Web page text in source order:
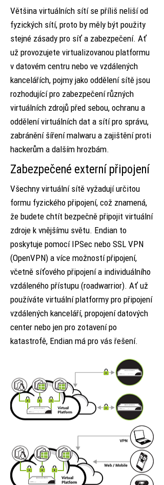
Většina virtuálních sítí se příliš neliší od
fyzických sítí, proto by měly být použity
stejné zásady pro síť a zabezpečení. Ať
už provozujete virtualizovanou platformu
v datovém centru nebo ve vzdálených
kancelářích, pojmy jako oddělení sítě jsou
rozhodující pro zabezpečení různých
virtuálních zdrojů před sebou, ochranu a
oddělení virtuálních dat a sítí pro správu,
zabránění šíření malwaru a zajištění proti
hackerům a dalším hrozbám.
Zabezpečené externí připojení
Všechny virtuální sítě vyžadují určitou
formu fyzického připojení, což znamená,
že budete chtít bezpečně připojit virtuální
zdroje k vnějšímu světu. Endian to
poskytuje pomocí IPSec nebo SSL VPN
(OpenVPN) a více možností připojení,
včetně síťového připojení a individuálního
vzdáleného přístupu (roadwarrior). Ať už
používáte virtuální platformy pro připojení
vzdálených kanceláří, propojení datových
center nebo jen pro zotavení po
katastrofě, Endian má pro vás řešení.